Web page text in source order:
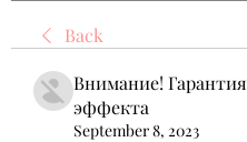
Back
Внимание! Гарантия
эффекта
September 8, 2023